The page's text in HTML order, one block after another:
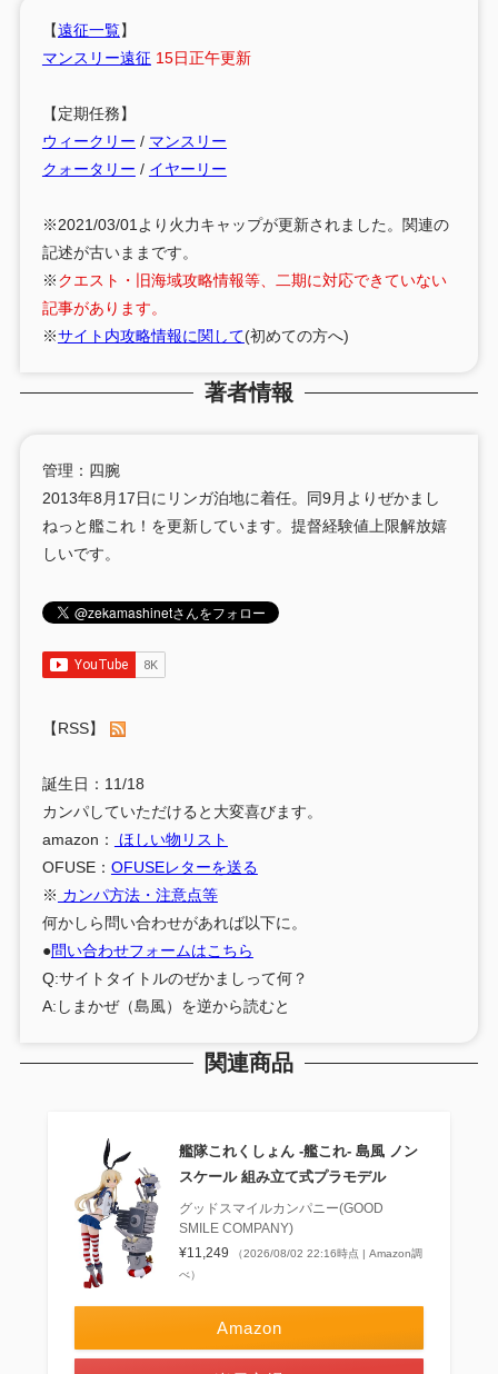
【遠征一覧】
マンスリー遠征 15日正午更新
【定期任務】
ウィークリー / マンスリー
クォータリー / イヤーリー
※2021/03/01より火力キャップが更新されました。関連の
記述が古いままです。
※クエスト・旧海域攻略情報等、二期に対応できていない
記事があります。
※サイト内攻略情報に関して(初めての方へ)
著者情報
管理：四腕
2013年8月17日にリンガ泊地に着任。同9月よりぜかまし
ねっと艦これ！を更新しています。提督経験値上限解放嬉
しいです。
【RSS】
誕生日：11/18
カンパしていただけると大変喜びます。
amazon：
ほしい物リスト
OFUSE： OFUSEレターを送る
※ カンパ方法・注意点等
何かしら問い合わせがあれば以下に。
●問い合わせフォームはこちら
Q:サイトタイトルのぜかましって何？
A:しまかぜ（島風）を逆から読むと
関連商品
艦隊これくしょん ‐艦これ‐ 島風 ノン
スケール 組み立て式プラモデル
グッドスマイルカンパニー(GOOD
SMILE COMPANY)
¥11,249
（2026/08/02 22:16時点 | Amazon調
べ）
Amazon